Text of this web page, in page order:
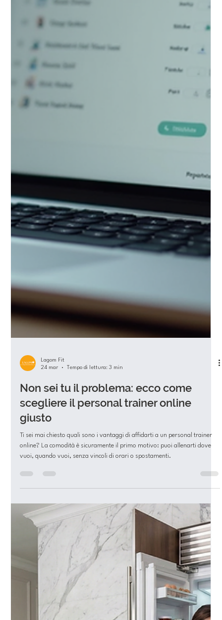
Lagom Fit
Non sei tu il problema: ecco come
scegliere il personal trainer online
giusto
Ti sei mai chiesto quali sono i vantaggi di affidarti a un personal trainer
online? La comodità è sicuramente il primo motivo: puoi allenarti dove
vuoi, quando vuoi, senza vincoli di orari o spostamenti.